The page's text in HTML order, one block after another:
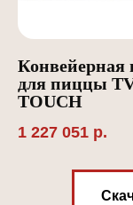
Конвейерная
для пиццы
TOUCH
1 227 051 р.